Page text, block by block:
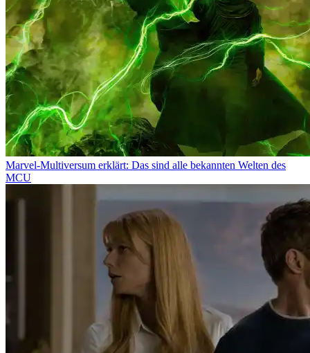
Marvel-Multiversum erklärt: Das sind alle bekannten Welten des
MCU